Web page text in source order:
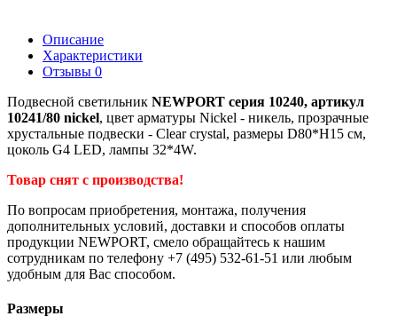
Описание
Характеристики
Отзывы 0
Подвесной светильник NEWPORT серия 10240, артикул
10241/80 nickel, цвет арматуры Nickel - никель, прозрачные
хрустальные подвески - Clear crystal, размеры D80*H15 см,
цоколь G4 LED, лампы 32*4W.
Товар снят с производства!
По вопросам приобретения, монтажа, получения
дополнительных условий, доставки и способов оплаты
продукции NEWPORT, смело обращайтесь к нашим
сотрудникам по телефону +7 (495) 532-61-51 или любым
удобным для Вас способом.
Размеры